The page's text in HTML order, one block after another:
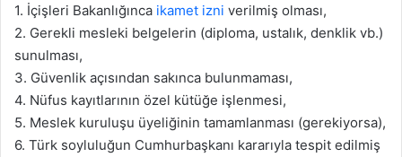
1. İçişleri Bakanlığınca ikamet izni verilmiş olması,
2. Gerekli mesleki belgelerin (diploma, ustalık, denklik vb.)
sunulması,
3. Güvenlik açısından sakınca bulunmaması,
4. Nüfus kayıtlarının özel kütüğe işlenmesi,
5. Meslek kuruluşu üyeliğinin tamamlanması (gerekiyorsa),
6. Türk soyluluğun Cumhurbaşkanı kararıyla tespit edilmiş